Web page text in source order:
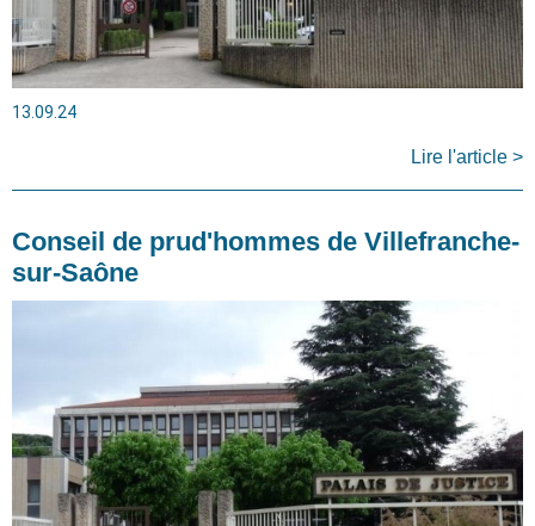
13.09.24
Lire l'article >
Conseil de prud'hommes de Villefranche-
sur-Saône